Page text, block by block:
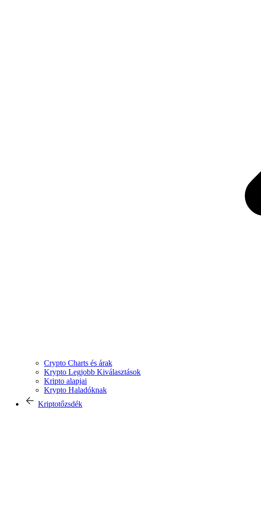
Crypto Charts és árak
Krypto Legjobb Kiválasztások
Kripto alapjai
Krypto Haladóknak
Kriptotőzsdék